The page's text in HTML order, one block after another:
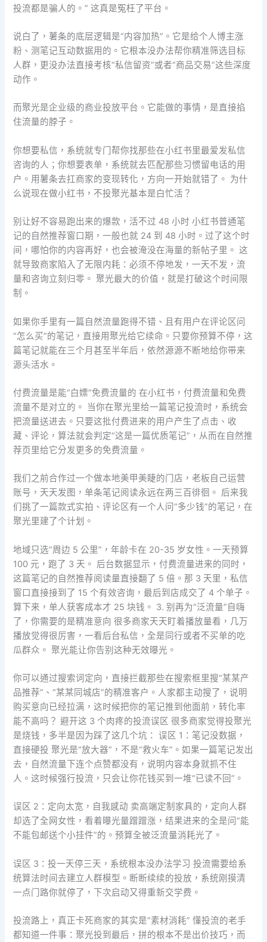
投流都是骗人的。” 这真是冤枉了平台。
说白了，薯条的底层逻辑是“内容加热”。它是给个人博主涨
粉、测笔记互动数据用的。它根本没办法帮你精准筛选目标
人群，更没办法直接考核“私信留资”或者“商品交易”这些深度
动作。
而聚光是企业级的商业投放平台。它能做的事情，是直接掐
住流量的脖子。
你想要私信，系统就专门帮你找那些在小红书里最爱发私信
咨询的人；你想要表单，系统就去匹配那些习惯留电话的用
户。用薯条去扛商家的变现转化，方向一开始就错了。 为什
么说现在做小红书，不投聚光基本是白忙活？
别让好不容易跑出来的爆款，活不过 48 小时 小红书普通笔
记的自然推荐窗口期，一般也就 24 到 48 小时。过了这个时
间，哪怕你的内容再好，也会被淹没在海量的新帖子里。 这
就导致商家陷入了无限内耗：必须不停地发，一天不发，流
量和咨询立刻归零。 聚光最大的价值，就是打破这个时间限
制。
如果你手里有一篇自然流量跑得不错、且有用户在评论区问
“怎么买”的笔记，直接用聚光给它续命。只要你预算不停，这
篇笔记就能在三个月甚至半年后，依然源源不断地给你带来
源头活水。
付费流量是能“白嫖”免费流量的 在小红书，付费流量和免费
流量不是对立的。 当你在聚光里给一篇笔记投流时，系统会
把流量送进去。只要这批付费进来的用户产生了点击、收
藏、评论，算法就会判定“这是一篇优质笔记”，从而在自然推
荐页里给它分发更多的免费流量。
我们之前合作过一个做本地美甲美睫的门店，老板自己运营
账号，天天发图，单条笔记阅读永远在两三百徘徊。 后来我
们挑了一篇款式实拍、评论区有一个人问“多少钱”的笔记，在
聚光里建了个计划。
地域只选“周边 5 公里”，年龄卡在 20-35 岁女性。一天预算
100 元，跑了 3 天。 后台数据显示，付费流量进来的同时，
这篇笔记的自然推荐阅读量直接翻了 5 倍。那 3 天里，私信
窗口直接接到了 15 个有效咨询，最后到店成交了 4 个单子。
算下来，单人获客成本才 25 块钱。 3. 别再为“泛流量”自嗨
了，你需要的是精准意向 很多商家天天盯着播放量看，几万
播放觉得很厉害，一看后台私信，全是同行或者不买单的吃
瓜群众。 聚光能让你告别这种无效曝光。
你可以通过搜索词定向，直接拦截那些在搜索框里搜“某某产
品推荐”、“某某同城店”的精准客户。人家都主动搜了，说明
购买意向已经拉满，这时候把你的笔记推到他面前，转化率
能不高吗？ 避开这 3 个肉疼的投流误区 很多商家觉得投聚光
是烧钱，多半是因为踩了这几个坑： 误区 1：笔记没数据，
直接硬投 聚光是“放大器”，不是“救火车”。如果一篇笔记发出
去，自然流量下连个点赞都没有，说明内容本身就抓不住
人。这时候强行投流，只会让你花钱买到一堆“已读不回”。
误区 2：定向太宽，自我感动 卖高端定制家具的，定向人群
却选了全网女性，看着曝光量蹭蹭涨，结果进来的全是问“能
不能包邮送个小挂件”的。预算全被泛流量消耗光了。
误区 3：投一天停三天，系统根本没办法学习 投流需要给系
统算法时间去建立人群模型。断断续续的投放，系统刚摸清
一点门路你就停了，下次启动又得重新交学费。
投流路上，真正卡死商家的其实是“素材消耗” 懂投流的老手
都知道一件事：聚光投到最后，拼的根本不是出价技巧，而